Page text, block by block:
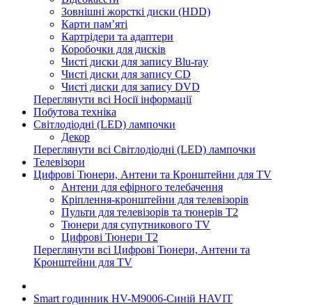
Зовнішні жорсткі диски (HDD)
Карти пам’яті
Картрідери та адаптери
Коробочки для дисків
Чисті диски для запису Blu-ray
Чисті диски для запису CD
Чисті диски для запису DVD
Переглянути всі Носії інформації
Побутова техніка
Світлодіодні (LED) лампочки
Декор
Переглянути всі Світлодіодні (LED) лампочки
Телевізори
Цифрові Тюнери, Антени та Кронштейни для TV
Антени для ефірного телебачення
Кріплення-кронштейни для телевізорів
Пульти для телевізорів та тюнерів T2
Тюнери для супутникового TV
Цифрові Тюнери T2
Переглянути всі Цифрові Тюнери, Антени та
Кронштейни для TV
Smart годинник HV-M9006-Синій HAVIT